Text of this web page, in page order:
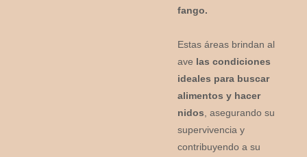
fango.
Estas áreas brindan al
ave las condiciones
ideales para buscar
alimentos y hacer
nidos , asegurando su
supervivencia y
contribuyendo a su